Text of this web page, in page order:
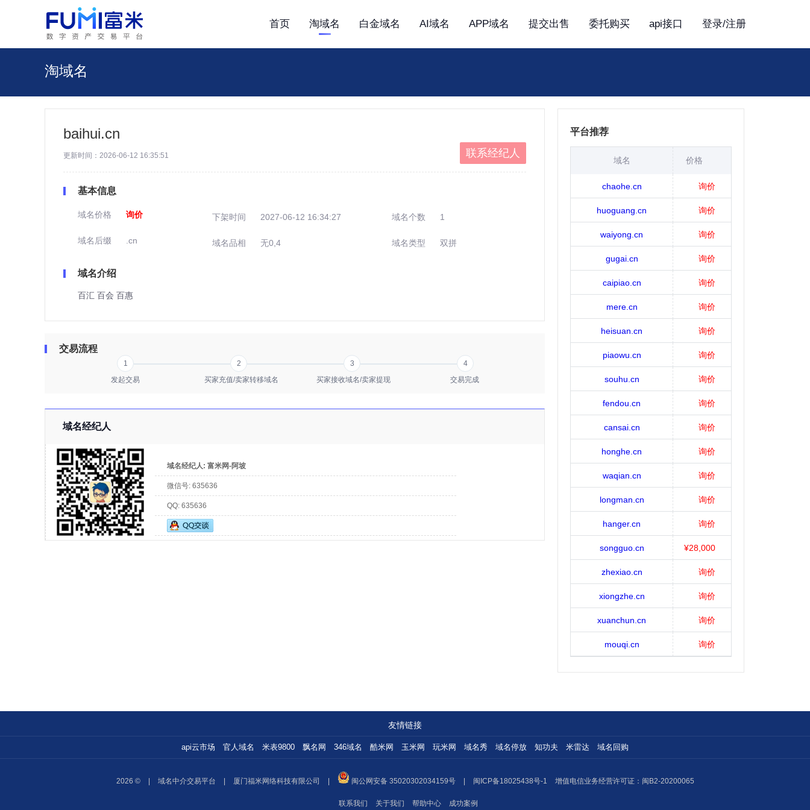
首页 淘域名 白金域名 AI域名 APP域名 提交出售 委托购买 api接口 登录/注册
淘域名
baihui.cn
更新时间：2026-06-12 16:35:51 联系经纪人
基本信息
域名价格 询价 下架时间 2027-06-12 16:34:27 域名个数 1
域名后缀 .cn 域名品相 无0,4 域名类型 双拼
域名介绍
百汇 百会 百惠
交易流程
1 2 3
4
发起交易
买家充值/卖家转移域名 买家接收域名/卖家提现 交易完成
域名经纪人
域名经纪人: 富米网-阿坡
微信号: 635636
QQ: 635636
平台推荐
域名 价格
chaohe.cn 询价
huoguang.cn 询价
waiyong.cn 询价
gugai.cn 询价
caipiao.cn 询价
mere.cn 询价
heisuan.cn 询价
piaowu.cn 询价
souhu.cn 询价
fendou.cn 询价
cansai.cn 询价
honghe.cn 询价
waqian.cn 询价
longman.cn 询价
hanger.cn 询价
songguo.cn ¥28,000
zhexiao.cn 询价
xiongzhe.cn 询价
xuanchun.cn 询价
mouqi.cn 询价
友情链接
api云市场 官人域名 米表9800 飘名网 346域名 酷米网 玉米网 玩米网 域名秀 域名停放 知功夫 米雷达 域名回购
2026 © 域名中介交易平台 厦门福米网络科技有限公司 闽公网安备 35020302034159号 闽ICP备18025438号-1 增值电信业务经营许可证：闽B2-20200065
联系我们 关于我们 帮助中心 成功案例